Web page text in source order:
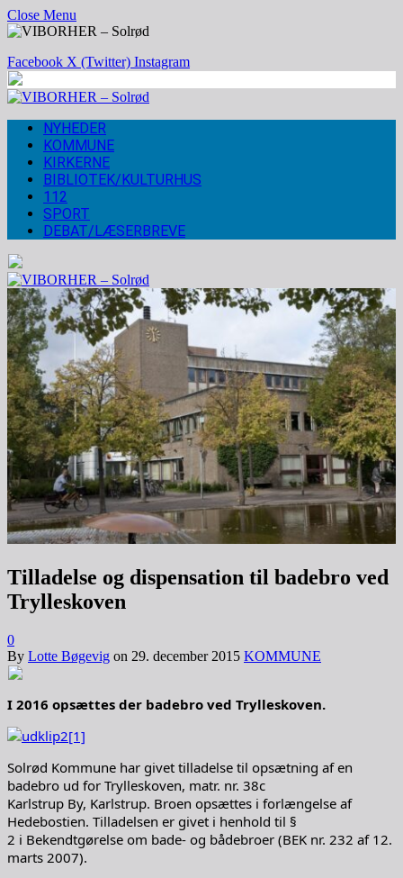
Close Menu
Facebook X (Twitter) Instagram
NYHEDER
KOMMUNE
KIRKERNE
BIBLIOTEK/KULTURHUS
112
SPORT
DEBAT/LÆSERBREVE
Tilladelse og dispensation til badebro ved
Trylleskoven
0
By Lotte Bøgevig on 29. december 2015 KOMMUNE
I 2016 opsættes der badebro ved Trylleskoven.
Solrød Kommune har givet tilladelse til opsætning af en
badebro ud for Trylleskoven, matr. nr. 38c
Karlstrup By, Karlstrup. Broen opsættes i forlængelse af
Hedebostien. Tilladelsen er givet i henhold til §
2 i Bekendtgørelse om bade- og bådebroer (BEK nr. 232 af 12.
marts 2007).